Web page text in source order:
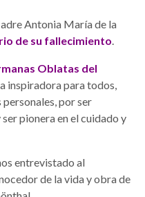
Antonia María de la
de su fallecimiento.
Oblatas del
inspiradora para todos,
por ser
pionera en el cuidado y
entrevistado al
de la vida y obra de